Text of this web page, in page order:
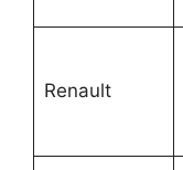
Renault